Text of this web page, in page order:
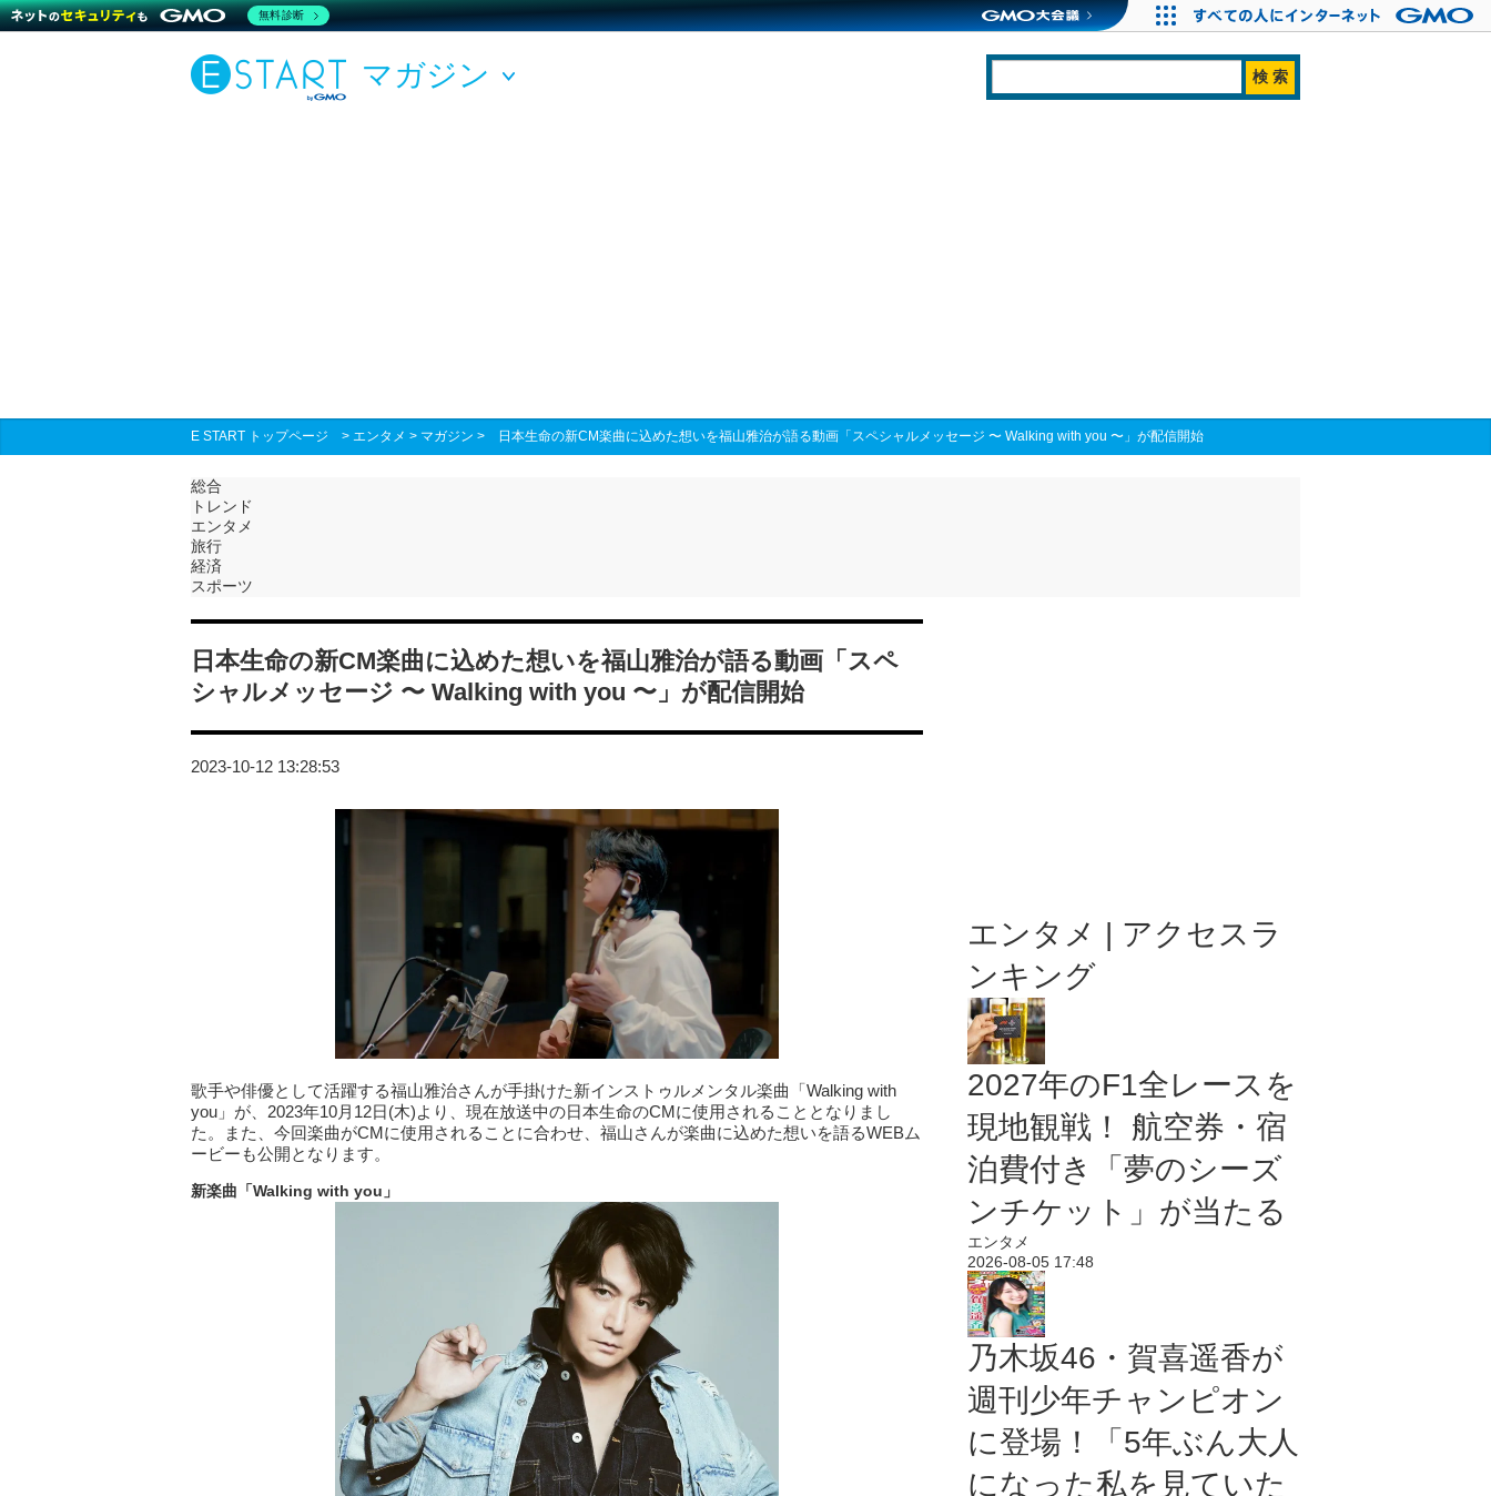
マガジン
E START トップページ > エンタメ > マガジン > 日本生命の新CM楽曲に込めた想いを福山雅治が語る動画「スペシャルメッセージ 〜 Walking with you 〜」が配信開始
総合
トレンド
エンタメ
旅行
経済
スポーツ
日本生命の新CM楽曲に込めた想いを福山雅治が語る動画「スペ
シャルメッセージ 〜 Walking with you 〜」が配信開始
2023-10-12 13:28:53
歌手や俳優として活躍する福山雅治さんが手掛けた新インストゥルメンタル楽曲「Walking with
you」が、2023年10月12日(木)より、現在放送中の日本生命のCMに使用されることとなりまし
た。また、今回楽曲がCMに使用されることに合わせ、福山さんが楽曲に込めた想いを語るWEBム
ービーも公開となります。
新楽曲「Walking with you」
エンタメ | アクセスラ
ンキング
2027年のF1全レースを
現地観戦！ 航空券・宿
泊費付き「夢のシーズ
ンチケット」が当たる
エンタメ
2026-08-05 17:48
乃木坂46・賀喜遥香が
週刊少年チャンピオン
に登場！「5年ぶん大人
になった私を見ていた
無料診断